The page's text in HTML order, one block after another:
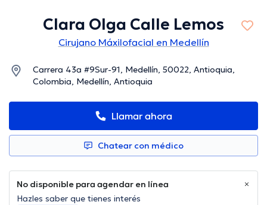
Clara Olga Calle Lemos
Cirujano Máxilofacial en Medellín
Carrera 43a #9Sur-91, Medellín, 50022, Antioquia,
Colombia, Medellín, Antioquia
Llamar ahora
Chatear con médico
No disponible para agendar en línea
Hazles saber que tienes interés